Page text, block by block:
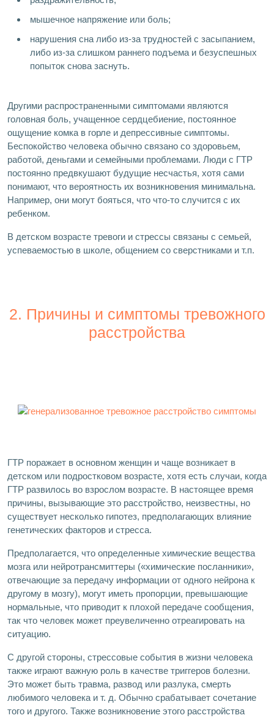
мышечное напряжение или боль;
нарушения сна либо из-за трудностей с засыпанием,
либо из-за слишком раннего подъема и безуспешных
попыток снова заснуть.
Другими распространенными симптомами являются
головная боль, учащенное сердцебиение, постоянное
ощущение комка в горле и депрессивные симптомы.
Беспокойство человека обычно связано со здоровьем,
работой, деньгами и семейными проблемами. Люди с ГТР
постоянно предвкушают будущие несчастья, хотя сами
понимают, что вероятность их возникновения минимальна.
Например, они могут бояться, что что-то случится с их
ребенком.
В детском возрасте тревоги и стрессы связаны с семьей,
успеваемостью в школе, общением со сверстниками и т.п.
2. Причины и симптомы тревожного
расстройства
ГТР поражает в основном женщин и чаще возникает в
детском или подростковом возрасте, хотя есть случаи, когда
ГТР развилось во взрослом возрасте. В настоящее время
причины, вызывающие это расстройство, неизвестны, но
существует несколько гипотез, предполагающих влияние
генетических факторов и стресса.
Предполагается, что определенные химические вещества
мозга или нейротрансмиттеры («химические посланники»,
отвечающие за передачу информации от одного нейрона к
другому в мозгу), могут иметь пропорции, превышающие
нормальные, что приводит к плохой передаче сообщения,
так что человек может преувеличенно отреагировать на
ситуацию.
С другой стороны, стрессовые события в жизни человека
также играют важную роль в качестве триггеров болезни.
Это может быть травма, развод или разлука, смерть
любимого человека и т. д. Обычно срабатывает сочетание
того и другого. Также возникновение этого расстройства